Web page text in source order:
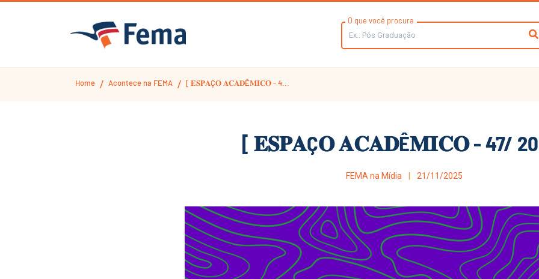
O que você procura
Home / Acontece na FEMA / [ 𝐄𝐒𝐏𝐀Ç𝐎 𝐀𝐂𝐀𝐃Ê𝐌𝐈𝐂𝐎 - 4...
[ 𝐄𝐒𝐏𝐀Ç𝐎 𝐀𝐂𝐀𝐃Ê𝐌𝐈𝐂𝐎 - 47/
FEMA na Mídia 21/11/2025